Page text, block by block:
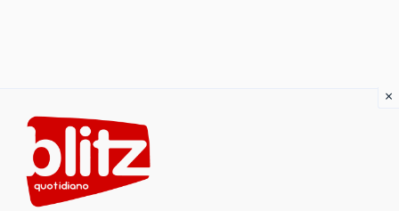
content
×